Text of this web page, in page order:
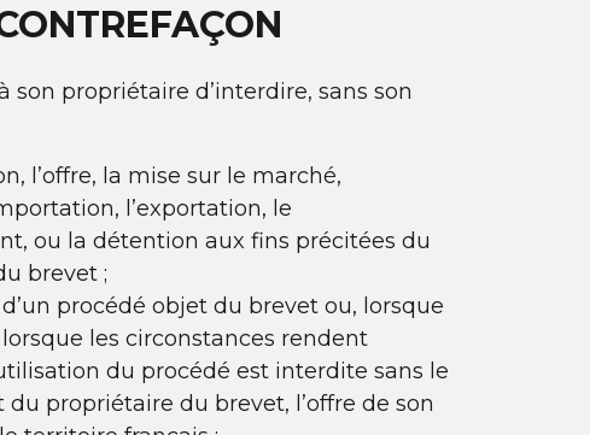
son propriétaire d’interdire, sans son
l’offre, la mise sur le marché,
l’exportation, le
ou la détention aux fins précitées du
brevet ;
procédé objet du brevet ou, lorsque
les circonstances rendent
du procédé est interdite sans le
propriétaire du brevet, l’offre de son